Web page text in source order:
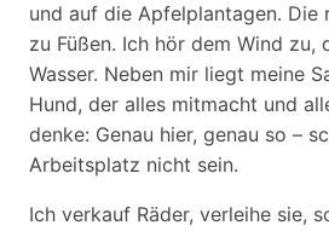
und auf die Apfelplantagen. Die
zu Füßen. Ich hör dem Wind zu,
Wasser. Neben mir liegt meine
Hund, der alles mitmacht und
denke: Genau hier, genau so –
Arbeitsplatz nicht sein.
Ich verkauf Räder, verleihe sie,